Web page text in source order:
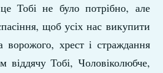
Тобі не було потрібно, але
щоб усіх нас викупити
ворожого, хрест і страждання
віддячу Тобі, Чоловіколюбче,